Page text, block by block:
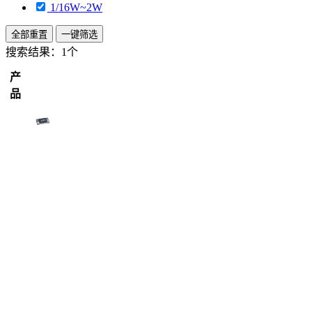
1/16W~2W
全部重置 一键筛选
搜索结果： 1个
产
品